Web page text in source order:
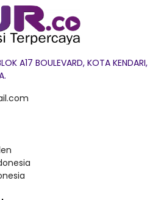
A17 BOULEVARD, KOTA KENDARI,